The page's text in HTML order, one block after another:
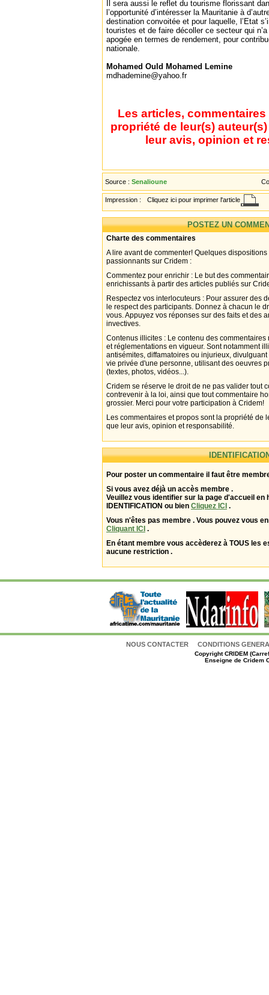
Il sera aussi le reflet du tourisme florissant
l’opportunité d’intéresser la Mauritanie à
destination convoitée et pour laquelle, l’Etat
touristes et de faire décoller ce secteur qui
apogée en termes de rendement, pour
nationale.
Mohamed Ould Mohamed Lemine
mdhademine@yahoo.fr
Les articles,
propriété de leur(s)
leur avis, opinion et
Source : Senalioune
Impression : Cliquez ici pour imprimer l'article
POSTEZ UN
Charte des commentaires
A lire avant de commenter! Quelques
passionnants sur Cridem :
Commentez pour enrichir : Le but des
enrichissants à partir des articles publiés sur
Respectez vos interlocuteurs : Pour assurer des
le respect des participants. Donnez à chacun le
vous. Appuyez vos réponses sur des faits et des
invectives.
Contenus illicites : Le contenu des
et réglementations en vigueur. Sont notamment
antisémites, diffamatoires ou injurieux,
vie privée d'une personne, utilisant des oeuvres
(textes, photos, vidéos...).
Cridem se réserve le droit de ne pas valider tout
contrevenir à la loi, ainsi que tout commentaire
grossier. Merci pour votre participation à Cridem!
Les commentaires et propos sont la propriété de
que leur avis, opinion et responsabilité.
Pour poster un commentaire il faut être
Si vous avez déjà un accès membre .
Veuillez vous identifier sur la page d'accueil en
IDENTIFICATION ou bien Cliquez ICI .
Vous n'êtes pas membre . Vous pouvez vous
Cliquant ICI .
En étant membre vous accèderez à TOUS les
aucune restriction .
NOUS CONTACTER CONDITIONS
CopyrightCRIDEM
Enseigne de Cridem